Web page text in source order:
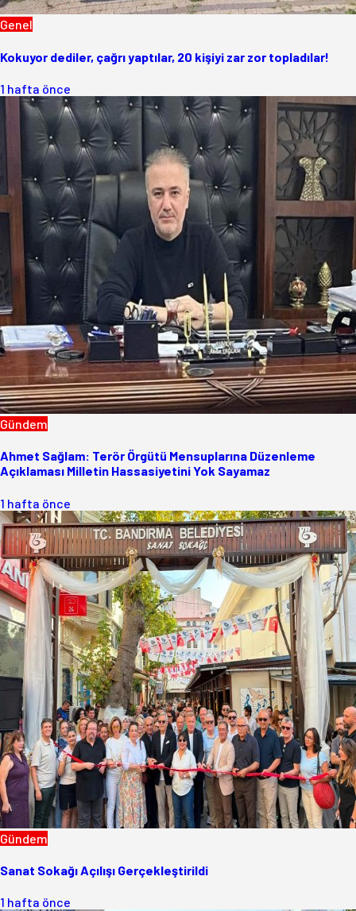
Genel
Kokuyor dediler, çağrı yaptılar, 20 kişiyi zar zor topladılar!
1 hafta önce
Gündem
Ahmet Sağlam: Terör Örgütü Mensuplarına Düzenleme
Açıklaması Milletin Hassasiyetini Yok Sayamaz
1 hafta önce
Gündem
Sanat Sokağı Açılışı Gerçekleştirildi
1 hafta önce